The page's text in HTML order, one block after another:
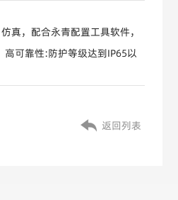
真，配合永青配置工具软件，
可靠性:防护等级达到IP65以
返回列表